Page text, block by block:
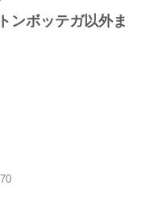
ンボッテガ以外ま